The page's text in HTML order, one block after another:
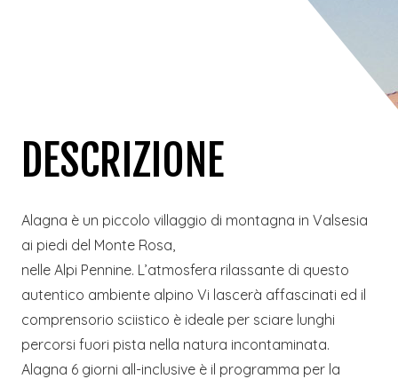
DESCRIZIONE
Alagna è un piccolo villaggio di montagna in Valsesia
ai piedi del Monte Rosa,
nelle Alpi Pennine. L’atmosfera rilassante di questo
autentico ambiente alpino Vi lascerà affascinati ed il
comprensorio sciistico è ideale per sciare lunghi
percorsi fuori pista nella natura incontaminata.
Alagna 6 giorni all-inclusive è il programma per la